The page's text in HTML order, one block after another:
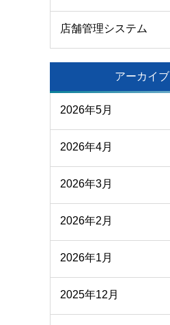
店舗管理システム
アーカイブ
2026年5月
2026年4月
2026年3月
2026年2月
2026年1月
2025年12月